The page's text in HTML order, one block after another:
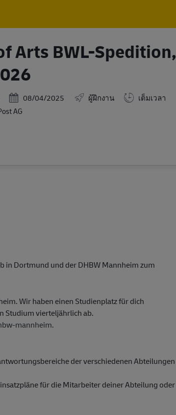
Arts BWL-Spedition,
Posted Date
08/04/2025 ผู้ฝึกงาน
เต็มเวลา
AG
in Dortmund und der DHBW Mannheim zum
Wir haben einen Studienplatz für dich
Studium vierteljährlich ab.
mannheim.
der verschiedenen Abteilungen
für die Mitarbeiter deiner Abteilung oder